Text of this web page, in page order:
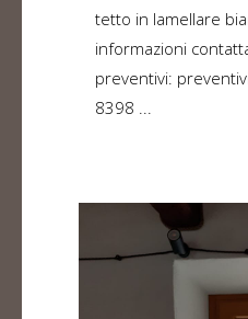
tetto in lamellare
informazioni
preventivi:
8398 ...